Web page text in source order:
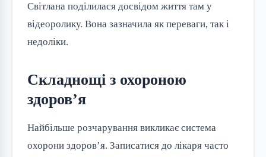
Світлана поділилася досвідом життя там у
відеоролику. Вона зазначила як переваги, так і
недоліки.
Складнощі з охороною
здоров’я
Найбільше розчарування викликає система
охорони здоров’я. Записатися до лікаря часто